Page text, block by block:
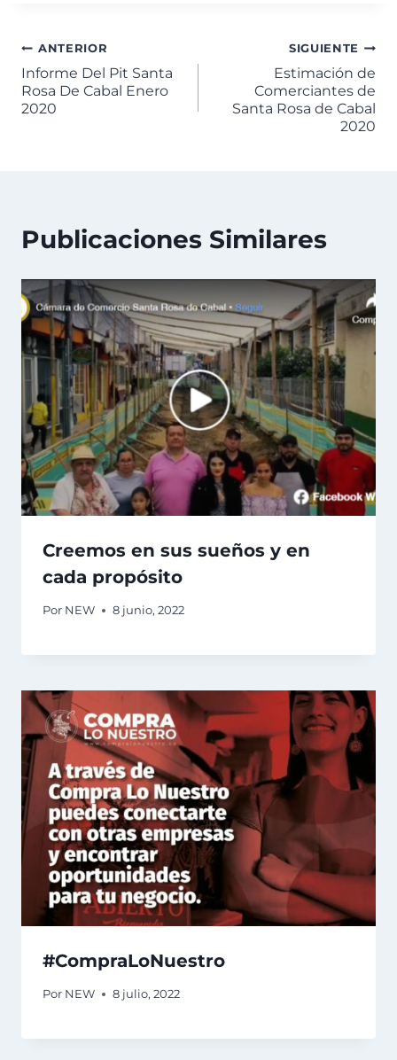
ANTERIOR
Informe Del Pit Santa
Rosa De Cabal Enero
2020
SIGUIENTE
Estimación de
Comerciantes de
Santa Rosa de Cabal
2020
Publicaciones Similares
Creemos en sus sueños y en
cada propósito
Por NEW 8 junio, 2022
#CompraLoNuestro
Por NEW 8 julio, 2022